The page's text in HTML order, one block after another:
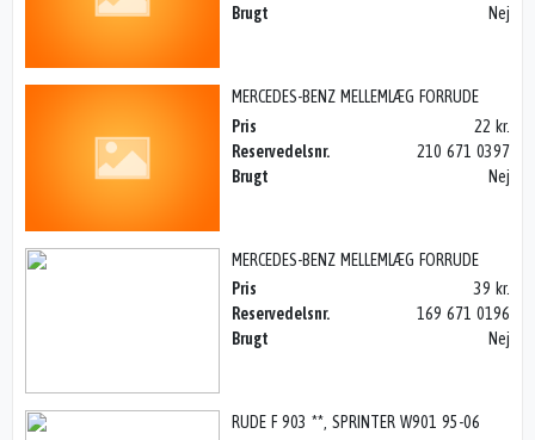
Brugt
Nej
MERCEDES-BENZ MELLEMLÆG FORRUDE
Pris
22 kr.
Reservedelsnr.
210 671 0397
Brugt
Nej
MERCEDES-BENZ MELLEMLÆG FORRUDE
Pris
39 kr.
Reservedelsnr.
169 671 0196
Brugt
Nej
RUDE F 903 **, SPRINTER W901 95-06